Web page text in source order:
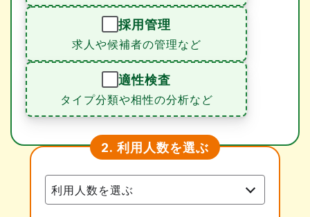
採用管理
求人や候補者の管理など
適性検査
タイプ分類や相性の分析など
2. 利用人数を選ぶ